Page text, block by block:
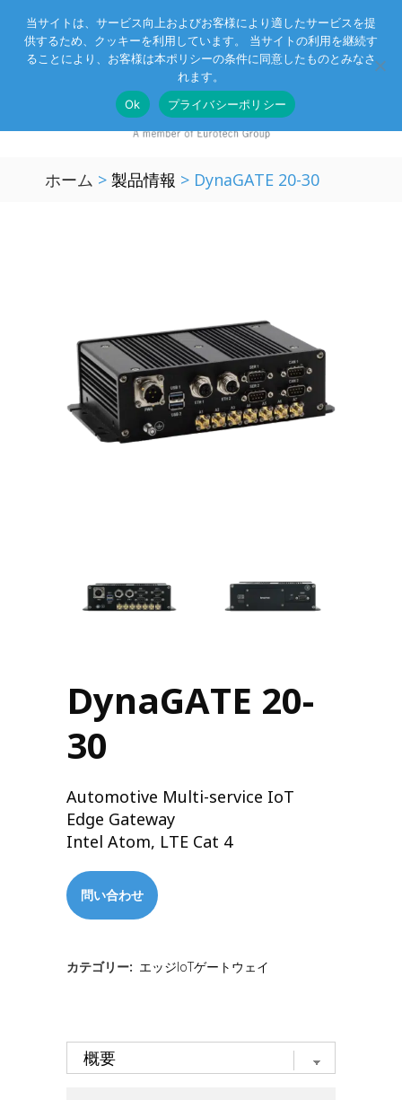
Eurotechグループ お客様サポート お問い合わせ
ホーム > 製品情報 > DynaGATE 20-30
DynaGATE 20-
30
Automotive Multi-service IoT
Edge Gateway
Intel Atom, LTE Cat 4
問い合わせ
カテゴリー: エッジIoTゲートウェイ
当サイトは、サービス向上およびお客様により適したサービスを提
供するため、クッキーを利用しています。 当サイトの利用を継続す
ることにより、お客様は本ポリシーの条件に同意したものとみなさ
れます。
Ok
プライバシーポリシー